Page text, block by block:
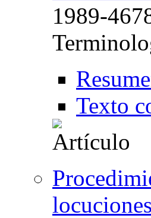
1989-
Texto